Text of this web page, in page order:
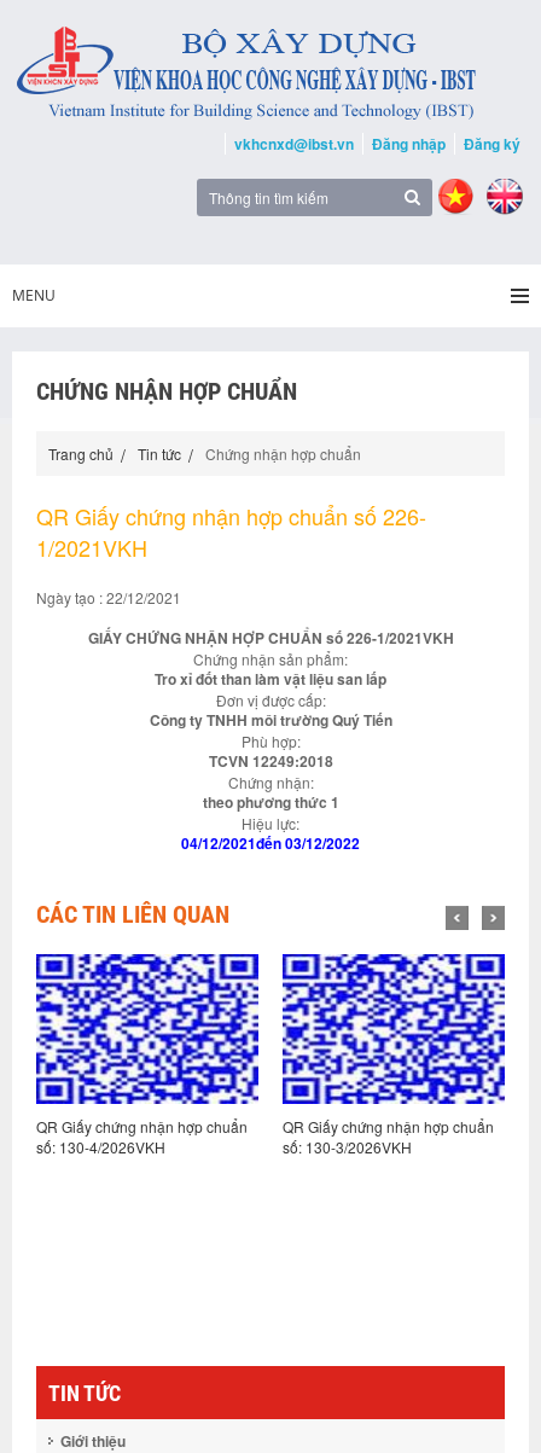
vkhcnxd@ibst.vn Đăng nhập Đăng ký
MENU
CHỨNG NHẬN HỢP CHUẨN
Trang chủ Tin tức Chứng nhận hợp chuẩn
QR Giấy chứng nhận hợp chuẩn số 226-
1/2021VKH
Ngày tạo : 22/12/2021
GIẤY CHỨNG NHẬN HỢP CHUẨN số 226-1/2021VKH
Chứng nhận sản phẩm:
Tro xỉ đốt than làm vật liệu san lấp
Đơn vị được cấp:
Công ty TNHH môi trường Quý Tiến
Phù hợp:
TCVN 12249:2018
Chứng nhận:
theo phương thức 1
Hiệu lực:
04/12/2021đến 03/12/2022
CÁC TIN LIÊN QUAN
QR Giấy chứng nhận hợp chuẩn
số: 130-4/2026VKH
QR Giấy chứng nhận hợp chuẩn
số: 130-3/2026VKH
TIN TỨC
Giới thiệu